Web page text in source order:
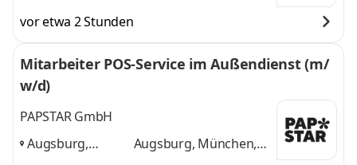
vor etwa 2 Stunden
Mitarbeiter POS-Service im Außendienst (m/
w/d)
PAPSTAR GmbH
Augsburg,
Augsburg, München,